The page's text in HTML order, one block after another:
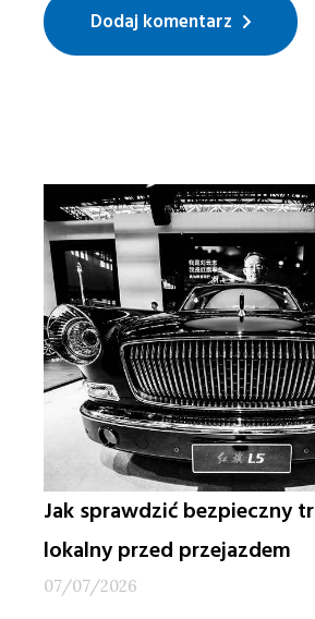
Dodaj komentarz
Jak sprawdzić bezpieczny
lokalny przed przejazdem
07/07/2026